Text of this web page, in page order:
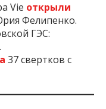
Vie открыли
Фелипенко.
ГЭС:
37 свертков с